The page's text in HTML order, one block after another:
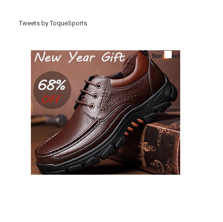
Tweets by ToqueSports